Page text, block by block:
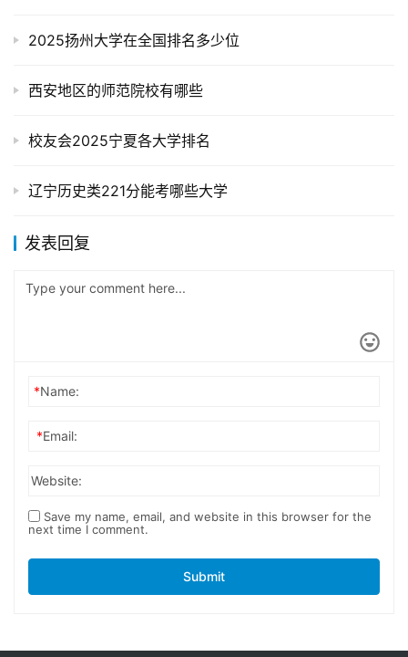
2025扬州大学在全国排名多少位
西安地区的师范院校有哪些
校友会2025宁夏各大学排名
辽宁历史类221分能考哪些大学
发表回复
*Name:
*Email:
Website:
Save my name, email, and website in this browser for the
next time I comment.
Submit